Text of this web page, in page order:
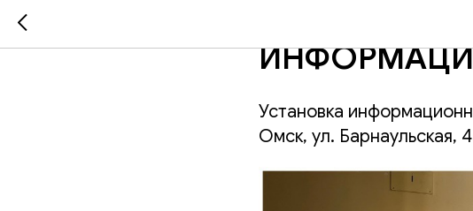
Установка
Омск, ул. Барнаульская,